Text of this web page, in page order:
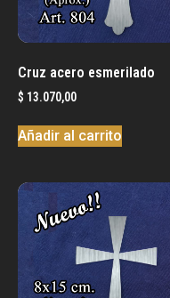
Cruz acero esmerilado
$ 13.070,00
Añadir al carrito